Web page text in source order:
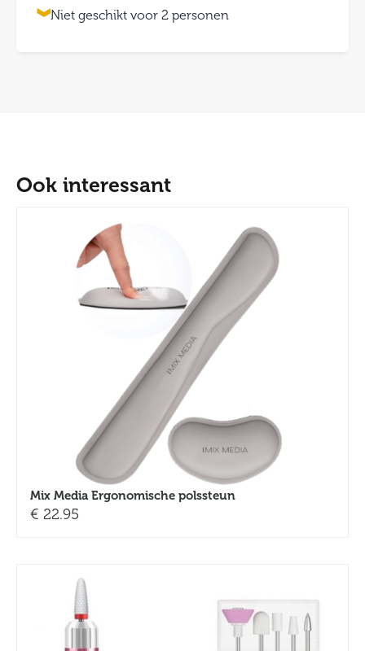
Niet geschikt voor 2 personen
Ook interessant
Mix Media Ergonomische polssteun
€ 22.95